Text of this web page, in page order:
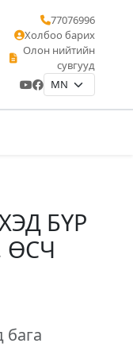
77076996
Холбоо барих
Олон нийтийн
сувгууд
БҮР
ӨСЧ